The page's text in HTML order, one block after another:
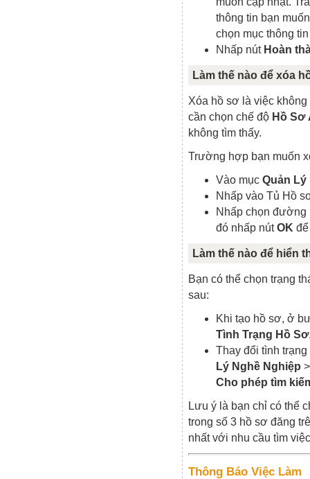
thông tin bạn
chọn mục thông
Nhấp nút Hoàn
Làm thế nào để xóa
Xóa hồ sơ là việc
cần chọn chế độ Hồ Sơ
không tìm thấy.
Trường hợp bạn muốn
Vào mục Quản Lý
Nhấp vào Tủ Hồ
Nhấp chọn
đó nhấp nútOK
Làm thế nào để hiển
Bạn có thể chọn trạng
sau:
Khi tạo hồ sơ, ở
Tình Trạng Hồ Sơ
Thay đổi tình
Lý Nghề Nghiệp
Cho phép tìm
Lưu ý là bạn chỉ có thể
trong số 3 hồ sơ đăng
nhất với nhu cầu tìm
Thông Báo Việc Làm